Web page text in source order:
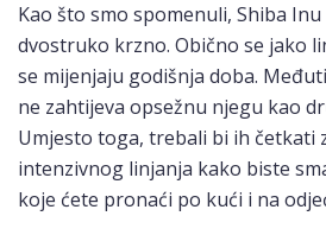
Kao što smo spomenuli, Shiba
dvostruko krzno. Obično se jako
se mijenjaju godišnja doba.
ne zahtijeva opsežnu njegu kao
Umjesto toga, trebali bi ih četkati
intenzivnog linjanja kako biste
koje ćete pronaći po kući i na